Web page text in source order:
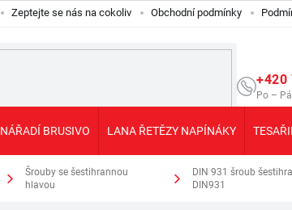
Zeptejte se nás na cokoliv Obchodní podmínky
+420
Po –
NÁŘADÍ BRUSIVO LANA ŘETĚZY NAPÍNÁKY
Šrouby se šestihrannou
hlavou
DIN 931 šroub
DIN931